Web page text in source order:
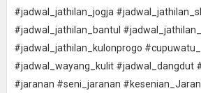
#jadwal_jathilan_jogja
#jadwal_jathilan_bantul
#jadwal_jathilan_kulonprogo
#jadwal_wayang_kulit #jadwal_dangdut
#jaranan #seni_jaranan